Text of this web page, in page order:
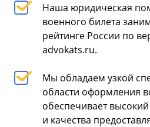
Наша юридическая
военного билета
рейтинге России по
advokats.ru.
Мы обладаем узкой
области оформления
обеспечивает
и качества